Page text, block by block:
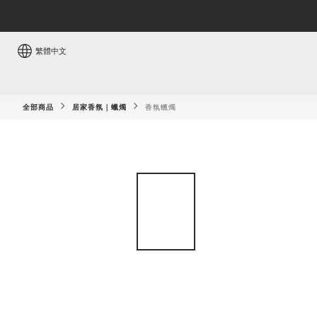
繁體中文
全部商品 居家香氛｜蠟燭 香氛蠟燭